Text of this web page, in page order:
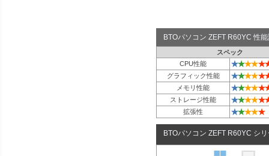
BTOパソコン ZEFT R60YC 性
スペック
CPU性能
★★★★★
グラフィック性能 ★★★★★
メモリ性能 ★★★★★
ストレージ性能 ★★★★★
拡張性 ★★★★★
BTOパソコン ZEFT R60YC シ